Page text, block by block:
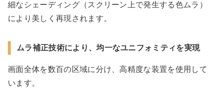
細なシェーディング（スクリーン上で発生する色ムラ）
により美しく再現されます。
ムラ補正技術により、均一なユニフォミティを実現
画面全体を数百の区域に分け、高精度な装置を使用して
います。